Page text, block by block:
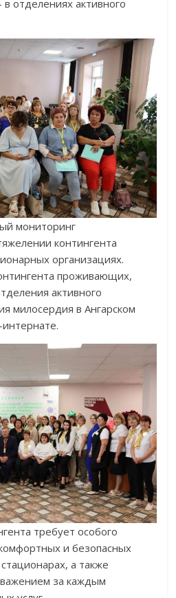
отделениях активного
мониторинг
контингента
организациях.
проживающих,
активного
милосердия в Ангарском
требует особого
и безопасных
а также
за каждым